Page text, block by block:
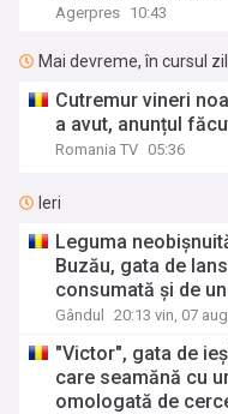
Agerpres 10:43
Mai devreme, în cursul
Cutremur vineri
a avut, anunțul
Romania TV 05:36
Ieri
Leguma
Buzău, gata de
consumată și de
Gândul 20:13 vin, 07 aug
"Victor", gata de
care seamănă cu
omologată de